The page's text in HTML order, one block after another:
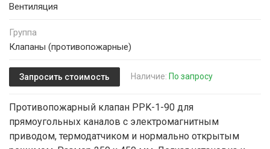
Вентиляция
Группа
Клапаны (противопожарные)
Запросить стоимость Наличие: По запросу
Противопожарный клапан PPK-1-90 для
прямоугольных каналов с электромагнитным
приводом, термодатчиком и нормально открытым